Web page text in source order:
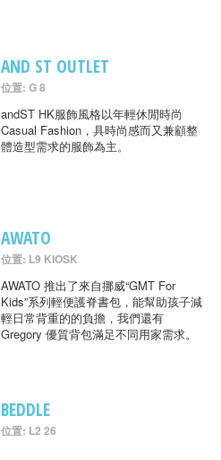
AND ST OUTLET
位置: G 8
andST HK服飾風格以年輕休閒時尚
Casual Fashion，具時尚感而又兼顧整
體造型需求的服飾為主。
AWATO
位置: L9 KIOSK
AWATO 推出了來自挪威“GMT For
Kids”系列輕便護脊書包，能幫助孩子減
輕日常背重的的負擔，我們還有
Gregory 優質背包滿足不同用家需求。
BEDDLE
位置: L2 26